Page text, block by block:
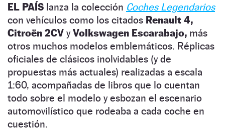
EL PAÍS lanza la colección Coches Legendarios
con vehículos como los citados Renault 4,
Citroën 2CV yVolkswagen Escarabajo, más
otros muchos modelos emblemáticos. Réplicas
oficiales de clásicos inolvidables (y de
propuestas más actuales) realizadas a escala
1:60, acompañadas de libros que lo cuentan
todo sobre el modelo y esbozan el escenario
automovilístico que rodeaba a cada coche en
cuestión.